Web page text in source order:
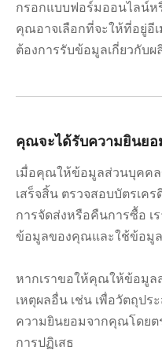
กรอกแบบฟอร์มออนไลน์ห
คุณอาจเลือกที่จะให้ที่อยู่อี
ต้องการรับข้อมูลเกี่ยวกับ
คุณจะได้รับความยินยอ
เมื่อคุณให้ข้อมูลส่วนบุคคล
เสร็จสิ้น ตรวจสอบบัตรเค
การจัดส่งหรือคืนการซื้อ เ
ข้อมูลของคุณและใช้ข้อมูล
หากเราขอให้คุณให้ข้อมูล
เหตุผลอื่น เช่น เพื่อวัตถุปร
ความยินยอมจากคุณโดยต
การปฏิเสธ